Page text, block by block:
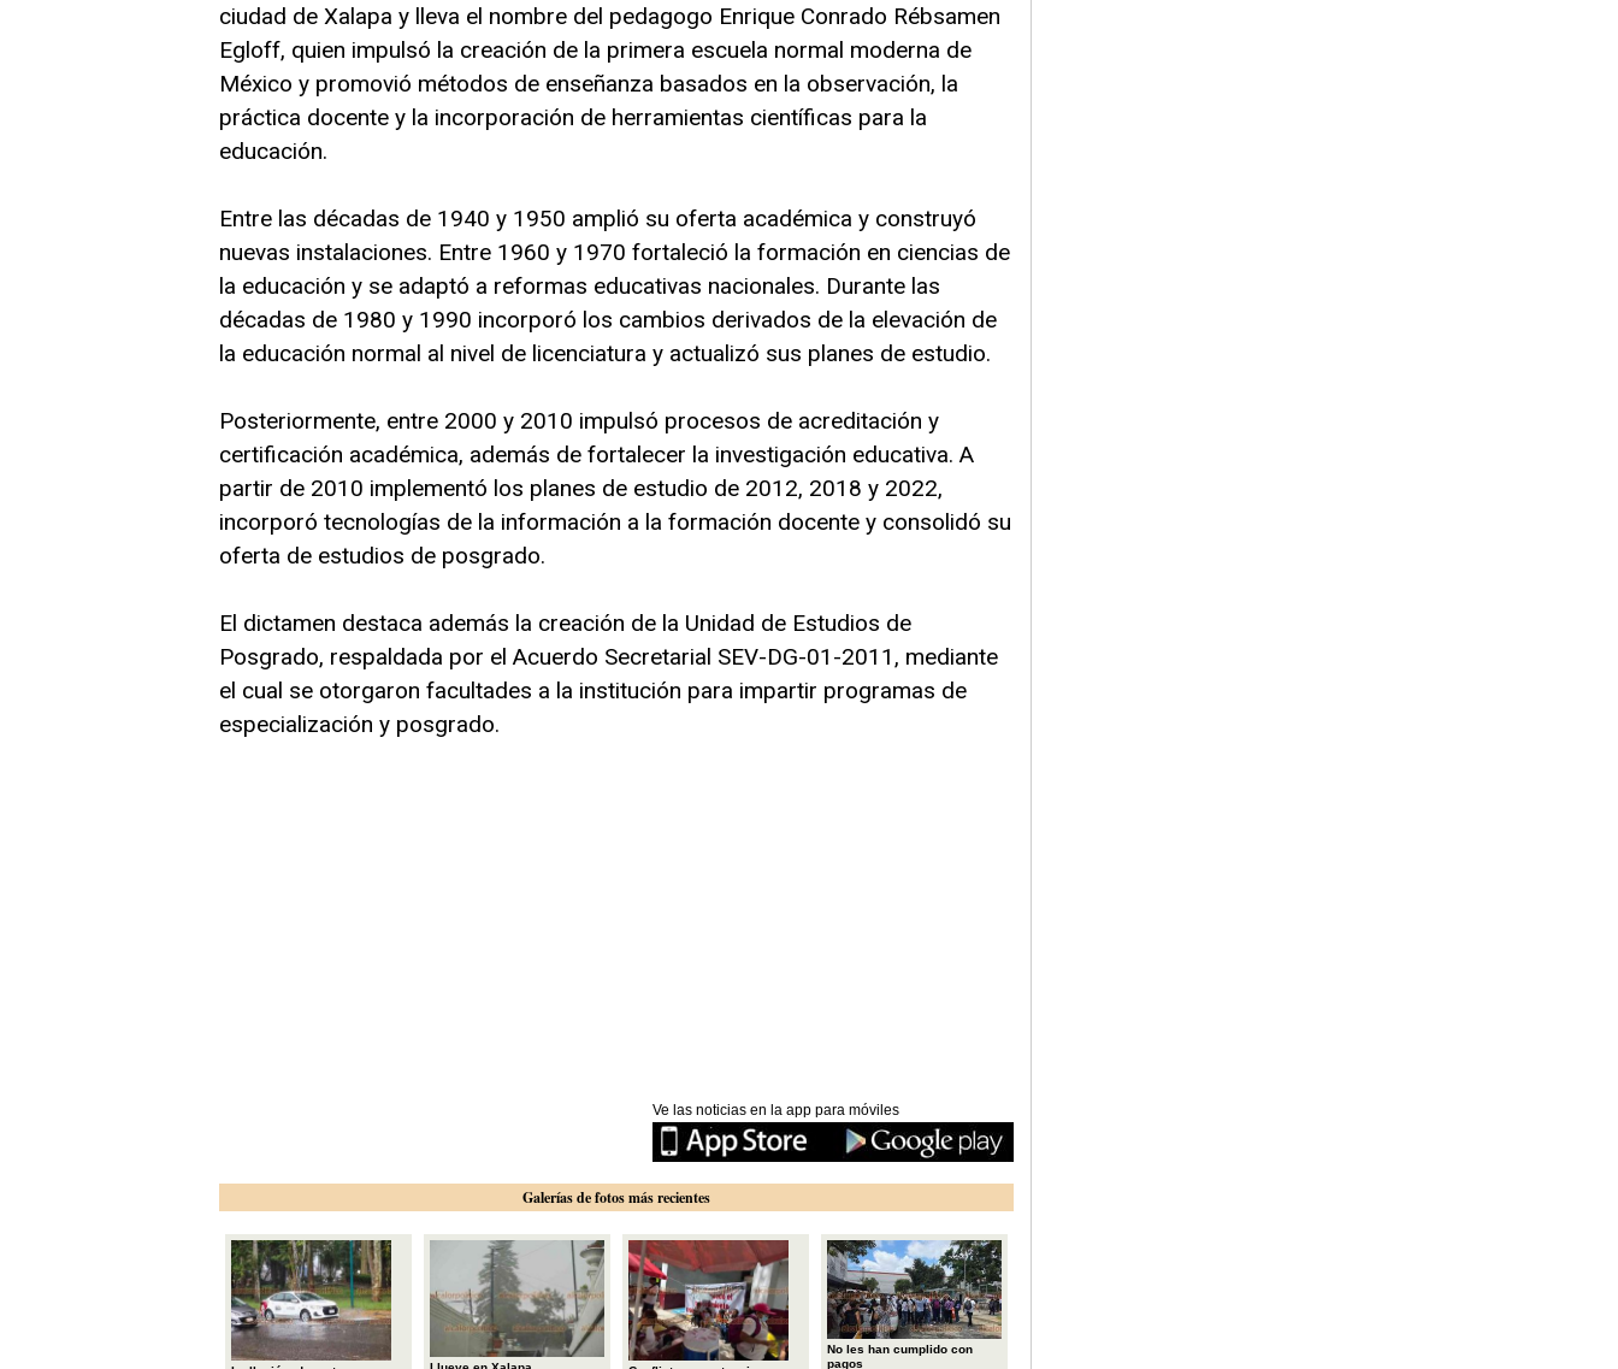
ciudad de Xalapa y lleva el nombre del pedagogo Enrique Conrado Rébsamen
Egloff, quien impulsó la creación de la primera escuela normal moderna de
México y promovió métodos de enseñanza basados en la observación, la
práctica docente y la incorporación de herramientas científicas para la
educación.
Entre las décadas de 1940 y 1950 amplió su oferta académica y construyó
nuevas instalaciones. Entre 1960 y 1970 fortaleció la formación en ciencias de
la educación y se adaptó a reformas educativas nacionales. Durante las
décadas de 1980 y 1990 incorporó los cambios derivados de la elevación de
la educación normal al nivel de licenciatura y actualizó sus planes de estudio.
Posteriormente, entre 2000 y 2010 impulsó procesos de acreditación y
certificación académica, además de fortalecer la investigación educativa. A
partir de 2010 implementó los planes de estudio de 2012, 2018 y 2022,
incorporó tecnologías de la información a la formación docente y consolidó su
oferta de estudios de posgrado.
El dictamen destaca además la creación de la Unidad de Estudios de
Posgrado, respaldada por el Acuerdo Secretarial SEV-DG-01-2011, mediante
el cual se otorgaron facultades a la institución para impartir programas de
especialización y posgrado.
Ve las noticias en la app para móviles
Galerías de fotos más recientes
No les han cumplido con
pagos